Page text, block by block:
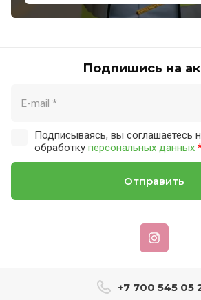
Подпишись на
Подписываясь, вы соглашаетесь
обработку персональных данных
Отправить
+7 700 545 05